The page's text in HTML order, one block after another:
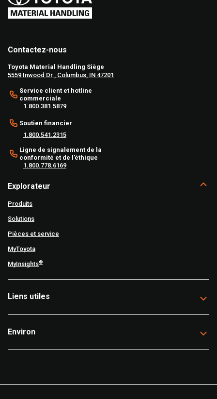
Contactez-nous
Toyota Material Handling Siège
5559 Inwood Dr., Columbus, IN 47201
Service client et hotline
commerciale
1.800.381.5879
Soutien financier
1.800.541.2315
Ligne de signalement de la
conformité et de l’éthique
1.800.778.6169
Explorateur
Produits
Solutions
Pièces et service
MyToyota
MyInsights®
Liens utiles
Environ